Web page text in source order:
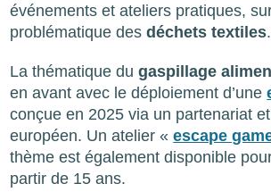
événements et ateliers pratiques,
problématique desdéchets textiles.
La thématique dugaspillage
en avant avec le déploiement d’une
conçue en 2025 via un partenariat
européen. Un atelier «escape
thème est également disponible
partir de 15 ans.